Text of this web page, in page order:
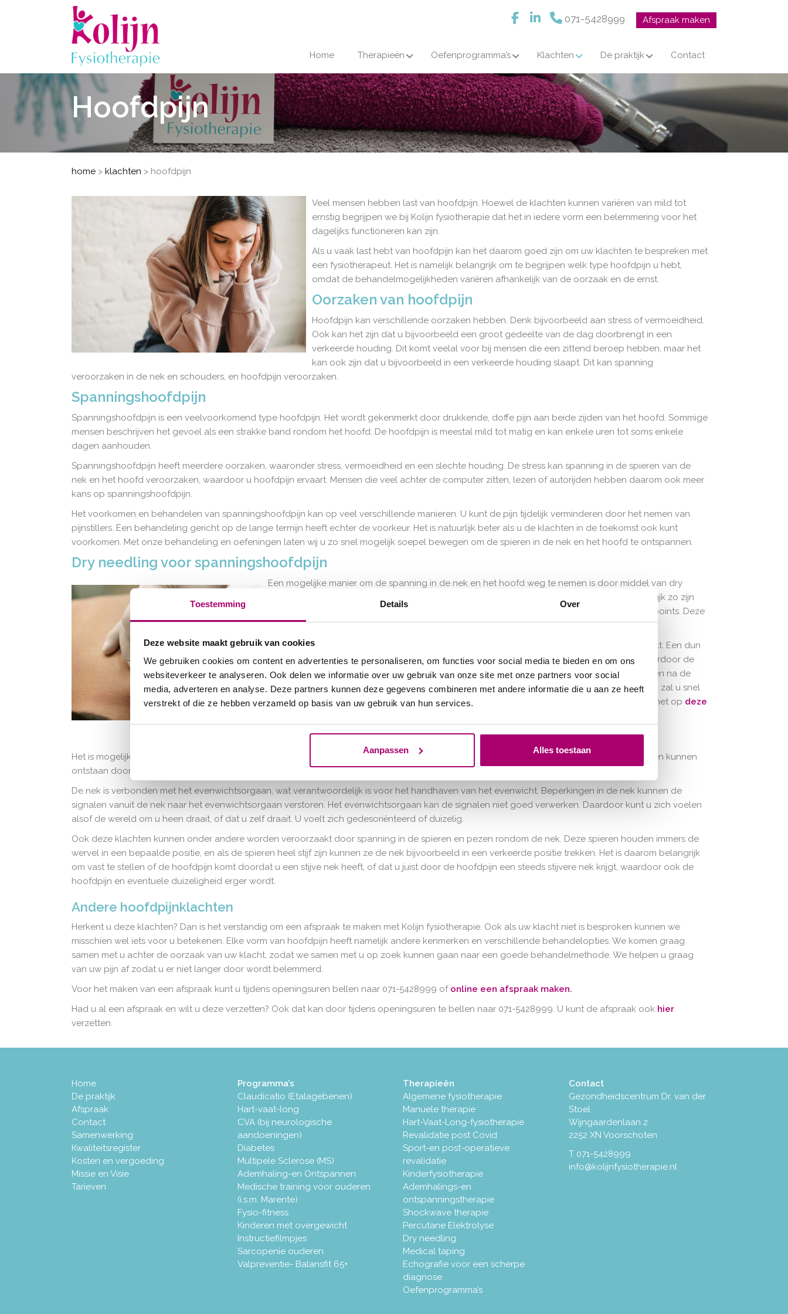
Toestemming Details Over
Deze website maakt gebruik van cookies
We gebruiken cookies om content en advertenties te personaliseren, om functies voor social media te bieden en om ons
websiteverkeer te analyseren. Ook delen we informatie over uw gebruik van onze site met onze partners voor social
media, adverteren en analyse. Deze partners kunnen deze gegevens combineren met andere informatie die u aan ze heeft
verstrekt of die ze hebben verzameld op basis van uw gebruik van hun services.
Aanpassen Alles toestaan
071-5428999 Afspraak maken
Home Therapieën Oefenprogramma’s Klachten De praktijk Contact
Hoofdpijn
home > klachten > hoofdpijn
Veel mensen hebben last van hoofdpijn. Hoewel de klachten kunnen variëren van mild tot
ernstig begrijpen we bij Kolijn fysiotherapie dat het in iedere vorm een belemmering voor het
dagelijks functioneren kan zijn.
Als u vaak last hebt van hoofdpijn kan het daarom goed zijn om uw klachten te bespreken met
een fysiotherapeut. Het is namelijk belangrijk om te begrijpen welk type hoofdpijn u hebt,
omdat de behandelmogelijkheden variëren afhankelijk van de oorzaak en de ernst.
Oorzaken van hoofdpijn
Hoofdpijn kan verschillende oorzaken hebben. Denk bijvoorbeeld aan stress of vermoeidheid.
Ook kan het zijn dat u bijvoorbeeld een groot gedeelte van de dag doorbrengt in een
verkeerde houding. Dit komt veelal voor bij mensen die een zittend beroep hebben, maar het
kan ook zijn dat u bijvoorbeeld in een verkeerde houding slaapt. Dit kan spanning
veroorzaken in de nek en schouders, en hoofdpijn veroorzaken.
Spanningshoofdpijn
Spanningshoofdpijn is een veelvoorkomend type hoofdpijn. Het wordt gekenmerkt door drukkende, doffe pijn aan beide zijden van het hoofd. Sommige
mensen beschrijven het gevoel als een strakke band rondom het hoofd. De hoofdpijn is meestal mild tot matig en kan enkele uren tot soms enkele
dagen aanhouden.
Spanningshoofdpijn heeft meerdere oorzaken, waaronder stress, vermoeidheid en een slechte houding. De stress kan spanning in de spieren van de
nek en het hoofd veroorzaken, waardoor u hoofdpijn ervaart. Mensen die veel achter de computer zitten, lezen of autorijden hebben daarom ook meer
kans op spanningshoofdpijn.
Het voorkomen en behandelen van spanningshoofdpijn kan op veel verschillende manieren. U kunt de pijn tijdelijk verminderen door het nemen van
pijnstillers. Een behandeling gericht op de lange termijn heeft echter de voorkeur. Het is natuurlijk beter als u de klachten in de toekomst ook kunt
voorkomen. Met onze behandeling en oefeningen laten wij u zo snel mogelijk soepel bewegen om de spieren in de nek en het hoofd te ontspannen.
Dry needling voor spanningshoofdpijn
Een mogelijke manier om de spanning in de nek en het hoofd weg te nemen is door middel van dry
needling. Deze behandeling wordt ook aangeboden door Kolijn fysiotherapie. Het kan namelijk zo zijn
dat de spanning in de spieren lokale verkrampingen heeft veroorzaakt: zogenoemde triggerpoints. Deze
gaan meestal gepaard met voortdurende aanspanning en zeurende pijn.
Tijdens de dry needling behandeling worden de spieren met een speciale techniek aangeprikt. Een dun
naaldje gaat als het ware in de triggerpoint. De spier zal zich daardoor kort aanspannen, waardoor de
triggerpoint verdwijnt. Dit zal een snel en langdurig ontspannen effect geven. De spieren zullen na de
behandeling kort stijf aanvoelen, maar in combinatie met de oefeningen die u thuis kunt doen zal u snel
resultaat behalen en binnenkort pijnvrij zijn. Wilt u meer informatie over dry needling? U vindt het op deze
Duizeligheid
Het is mogelijk dat de pijn gepaard gaat met duizeligheid. Dit kan bijvoorbeeld wanneer er problemen zijn met de nekwervel. Deze problemen kunnen
ontstaan door trauma, maar dat hoeft niet.
De nek is verbonden met het evenwichtsorgaan, wat verantwoordelijk is voor het handhaven van het evenwicht. Beperkingen in de nek kunnen de
signalen vanuit de nek naar het evenwichtsorgaan verstoren. Het evenwichtsorgaan kan de signalen niet goed verwerken. Daardoor kunt u zich voelen
alsof de wereld om u heen draait, of dat u zelf draait. U voelt zich gedesoriënteerd of duizelig.
Ook deze klachten kunnen onder andere worden veroorzaakt door spanning in de spieren en pezen rondom de nek. Deze spieren houden immers de
wervel in een bepaalde positie, en als de spieren heel stijf zijn kunnen ze de nek bijvoorbeeld in een verkeerde positie trekken. Het is daarom belangrijk
om vast te stellen of de hoofdpijn komt doordat u een stijve nek heeft, of dat u juist door de hoofdpijn een steeds stijvere nek krijgt, waardoor ook de
hoofdpijn en eventuele duizeligheid erger wordt.
Andere hoofdpijnklachten
Herkent u deze klachten? Dan is het verstandig om een afspraak te maken met Kolijn fysiotherapie. Ook als uw klacht niet is besproken kunnen we
misschien wel iets voor u betekenen. Elke vorm van hoofdpijn heeft namelijk andere kenmerken en verschillende behandelopties. We komen graag
samen met u achter de oorzaak van uw klacht, zodat we samen met u op zoek kunnen gaan naar een goede behandelmethode. We helpen u graag
van uw pijn af zodat u er niet langer door wordt belemmerd.
Voor het maken van een afspraak kunt u tijdens openingsuren bellen naar 071-5428999 of online een afspraak maken.
Had u al een afspraak en wilt u deze verzetten? Ook dat kan door tijdens openingsuren te bellen naar 071-5428999. U kunt de afspraak ook hier
verzetten.
Home
De praktijk
Afspraak
Contact
Samenwerking
Kwaliteitsregister
Kosten en vergoeding
Missie en Visie
Tarieven
Programma’s
Claudicatio (Etalagebenen)
Hart-vaat-long
CVA (bij neurologische
aandoeningen)
Diabetes
Multipele Sclerose (MS)
Ademhaling-en Ontspannen
Medische training voor ouderen
(i.s.m. Marente)
Fysio-fitness
Kinderen met overgewicht
Instructiefilmpjes
Sarcopenie ouderen
Valpreventie- Balansfit 65+
Therapieën
Algemene fysiotherapie
Manuele therapie
Hart-Vaat-Long-fysiotherapie
Revalidatie post Covid
Sport-en post-operatieve
revalidatie
Kinderfysiotherapie
Ademhalings-en
ontspanningstherapie
Shockwave therapie
Percutane Elektrolyse
Dry needling
Medical taping
Echografie voor een scherpe
diagnose
Oefenprogramma’s
Contact
Gezondheidscentrum Dr. van der
Stoel
Wijngaardenlaan 2
2252 XN Voorschoten
T 071-5428999
info@kolijnfysiotherapie.nl